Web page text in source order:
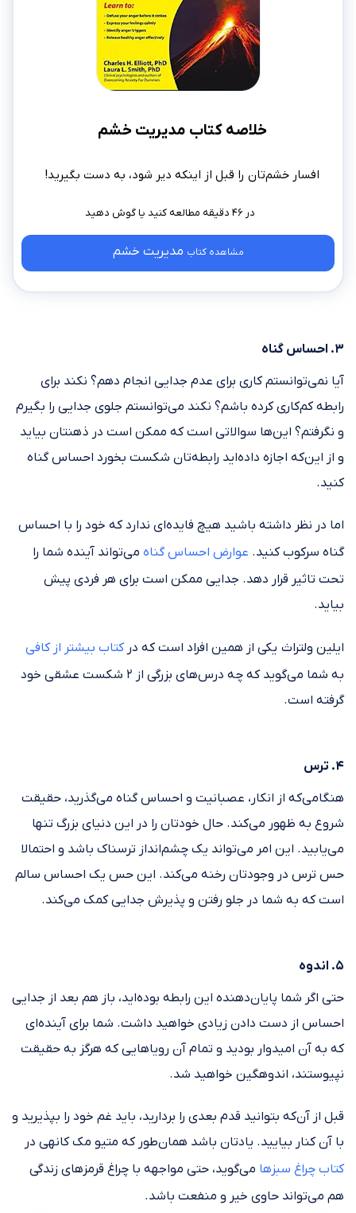
خلاصه کتاب مدیریت خشم
افسار خشم‌تان را قبل از اینکه دیر شود، به دست بگیرید!
در ۴۶ دقیقه مطالعه کنید
مشاهده کتاب مدیریت خشم
۳. احساس گناه
آیا نمی‌توانستم کاری برای عدم جدایی انجام دهم؟ نکند برای
رابطه کم‌کاری کرده باشم؟ نکند می‌توانستم جلوی جدایی را بگیرم
و نگرفتم؟ این‌ها سوالاتی است که ممکن است در ذهنتان بیاید
و از این‌که اجازه داده‌اید رابطه‌تان شکست بخورد احساس گناه
کنید.
اما در نظر داشته باشید هیچ فایده‌ای ندارد که خود را با احساس
گناه سرکوب کنید. عوارض احساس گناه می‌تواند آینده شما را
تحت تاثیر قرار دهد. جدایی ممکن است برای هر فردی پیش
بیاید.
ایلین ولتراث یکی از همین افراد است که درکتاب بیشتر از کافی
به شما می‌گوید که چه درس‌های بزرگی از ۲ شکست عشقی خود
گرفته است.
۴. ترس
هنگامی‌که از انکار، عصبانیت و احساس گناه می‌گذرید، حقیقت
شروع به ظهور می‌کند. حال خودتان را در این دنیای بزرگ تنها
می‌یابید. این امر می‌تواند یک چشم‌انداز ترسناک باشد و احتمالا
حس ترس در وجودتان رخنه می‌کند. این حس یک احساس سالم
است که به شما در جلو رفتن و پذیرش جدایی کمک می‌کند.
۵. اندوه
حتی اگر شما پایان‌دهنده این رابطه بوده‌اید، باز هم بعد از جدایی
احساس از دست دادن زیادی خواهید داشت. شما برای آینده‌ای
که به آن امیدوار بودید و تمام آن رویاهایی که هرگز به حقیقت
نپیوستند، اندوهگین خواهید شد.
قبل از آن‌که بتوانید قدم بعدی را بردارید، باید غم خود را بپذیرید و
با آن کنار بیایید. یادتان باشد همان‌طور که متیو مک کانهی در
کتاب چراغ سبزها می‌گوید، حتی مواجهه با چراغ قرمزهای زندگی
هم می‌تواند حاوی خیر و منفعت باشد.